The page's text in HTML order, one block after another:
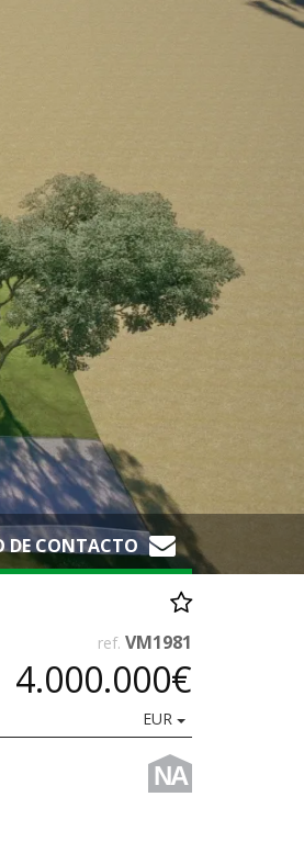
DE CONTACTO
ref. VM1981
4.000.000€
EUR
NA